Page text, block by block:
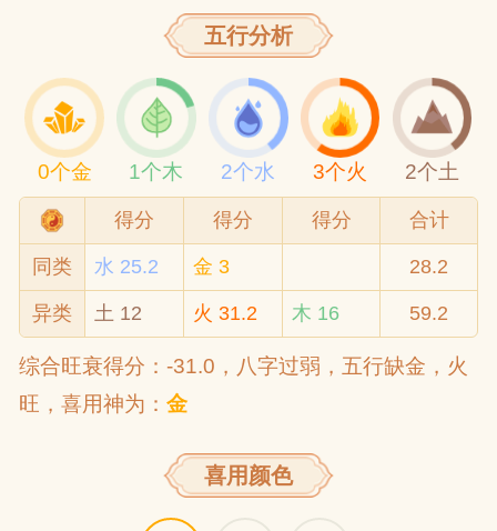
五行分析
0个金 1个木 2个水 3个火 2个土
得分 得分 得分 合计
同类 水 25.2 金 3 28.2
异类 土 12 火 31.2 木 16 59.2
综合旺衰得分：-31.0，八字过弱，五行缺金，火
旺，喜用神为： 金
喜用颜色